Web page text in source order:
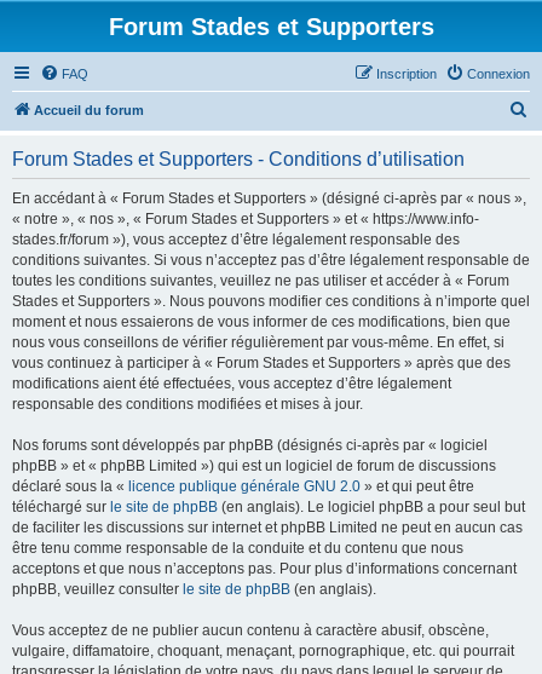
Forum Stades et Supporters
FAQ Connexion
Inscription
Accueil du forum
Forum Stades et Supporters - Conditions d’utilisation
En accédant à « Forum Stades et Supporters » (désigné ci-après par « nous »,
« notre », « nos », « Forum Stades et Supporters » et « https://www.info-
stades.fr/forum »), vous acceptez d’être légalement responsable des
conditions suivantes. Si vous n’acceptez pas d’être légalement responsable de
toutes les conditions suivantes, veuillez ne pas utiliser et accéder à « Forum
Stades et Supporters ». Nous pouvons modifier ces conditions à n’importe quel
moment et nous essaierons de vous informer de ces modifications, bien que
nous vous conseillons de vérifier régulièrement par vous-même. En effet, si
vous continuez à participer à « Forum Stades et Supporters » après que des
modifications aient été effectuées, vous acceptez d’être légalement
responsable des conditions modifiées et mises à jour.
Nos forums sont développés par phpBB (désignés ci-après par « logiciel
phpBB » et « phpBB Limited ») qui est un logiciel de forum de discussions
déclaré sous la « licence publique générale GNU 2.0 » et qui peut être
téléchargé sur le site de phpBB (en anglais). Le logiciel phpBB a pour seul but
de faciliter les discussions sur internet et phpBB Limited ne peut en aucun cas
être tenu comme responsable de la conduite et du contenu que nous
acceptons et que nous n’acceptons pas. Pour plus d’informations concernant
phpBB, veuillez consulter le site de phpBB (en anglais).
Vous acceptez de ne publier aucun contenu à caractère abusif, obscène,
vulgaire, diffamatoire, choquant, menaçant, pornographique, etc. qui pourrait